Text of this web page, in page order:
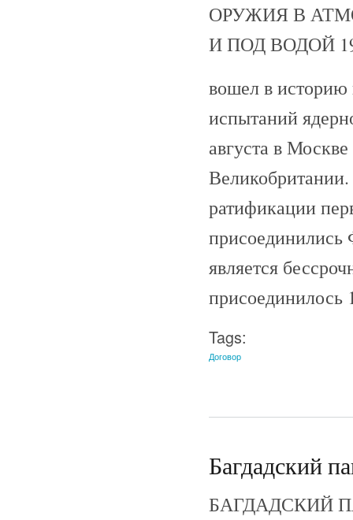
ОРУЖИЯ В
И ПОД ВОДОЙ
вошел в историю
испытаний
августа в
ратификации
присоединились
является
присоединилось
Tags:
Договор
Багдадский
БАГДАДСКИЙ